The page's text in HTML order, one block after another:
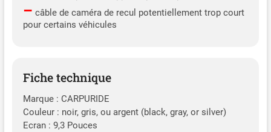
– câble de caméra de recul potentiellement trop court
pour certains véhicules
Fiche technique
Marque : CARPURIDE
Couleur : noir, gris, ou argent (black, gray, or silver)
Ecran : 9,3 Pouces